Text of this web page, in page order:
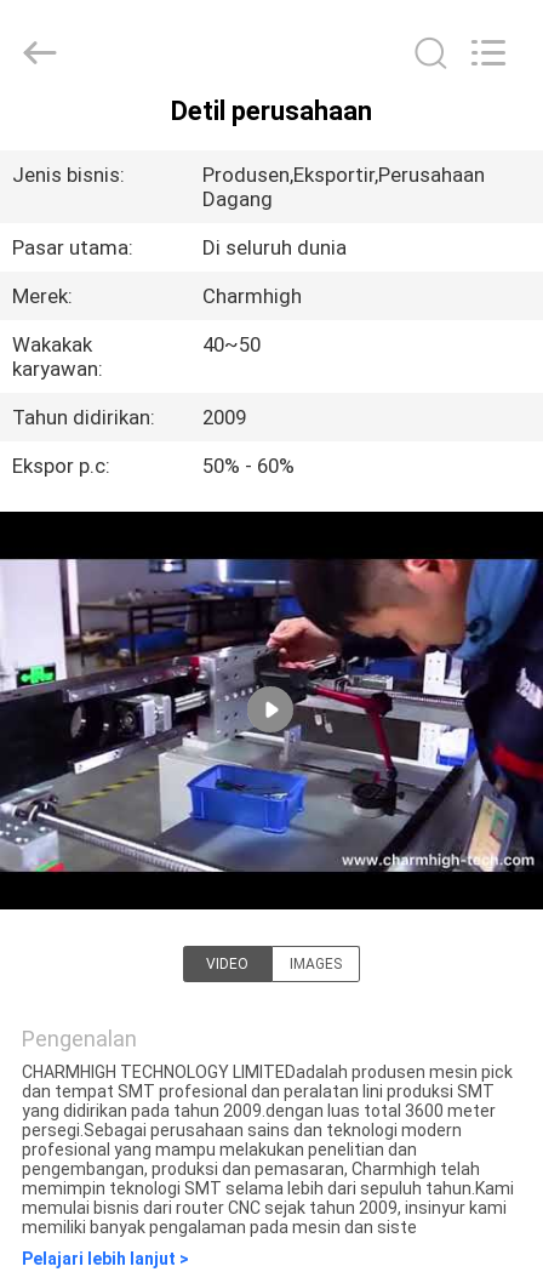
VIDEO
TENTANG
KAMI
TUR
PABRIK
KONTROL
KUALITAS
HUBUNGI
KAMI
BERITA
SHOPPING
PETA
SITUS
KEBIJAKAN
PRIVASI
TECHNOLOGY
LIMITED.
Detil perusahaan
Jenis bisnis:
Produsen,Eksportir,Perusahaan
Dagang
Pasar utama:
Di seluruh dunia
Merek:
Charmhigh
Wakakak
karyawan:
40~50
Tahun didirikan:
2009
Ekspor p.c:
50% - 60%
VIDEO IMAGES
Pengenalan
CHARMHIGH TECHNOLOGY LIMITEDadalah produsen mesin pick
dan tempat SMT profesional dan peralatan lini produksi SMT
yang didirikan pada tahun 2009.dengan luas total 3600 meter
persegi.Sebagai perusahaan sains dan teknologi modern
profesional yang mampu melakukan penelitian dan
pengembangan, produksi dan pemasaran, Charmhigh telah
memimpin teknologi SMT selama lebih dari sepuluh tahun.Kami
memulai bisnis dari router CNC sejak tahun 2009, insinyur kami
memiliki banyak pengalaman pada mesin dan siste
Pelajari lebih lanjut >